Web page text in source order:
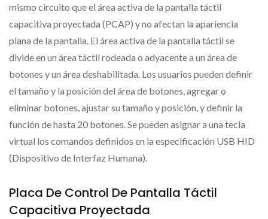
mismo circuito que el área activa de la pantalla táctil
capacitiva proyectada (PCAP) y no afectan la apariencia
plana de la pantalla. El área activa de la pantalla táctil se
divide en un área táctil rodeada o adyacente a un área de
botones y un área deshabilitada. Los usuarios pueden definir
el tamaño y la posición del área de botones, agregar o
eliminar botones, ajustar su tamaño y posición, y definir la
función de hasta 20 botones. Se pueden asignar a una tecla
virtual los comandos definidos en la especificación USB HID
(Dispositivo de Interfaz Humana).
Placa De Control De Pantalla Táctil
Capacitiva Proyectada